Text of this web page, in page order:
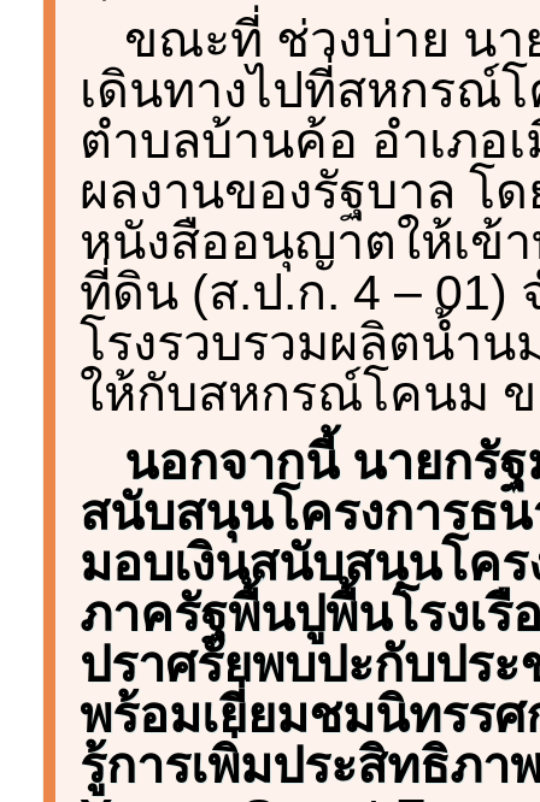
ขณะที่ ช่วงบ่าย น
เดินทางไปที่สหกรณ์
ตำบลบ้านค้อ อำเภอ
ผลงานของรัฐบาล โ
หนังสืออนุญาตให้เข้
ที่ดิน (ส.ป.ก. 4 – 01)
โรงรวบรวมผลิตน้ำ
ให้กับสหกรณ์โคนม
นอกจากนี้ นายกรั
สนับสนุนโครงการธ
มอบเงินสนับสนุนโคร
ภาครัฐพื้นปูพื้นโรงเ
ปราศรัยพบปะกับปร
พร้อมเยี่ยมชมนิทรรศ
รู้การเพิ่มประสิทธิภา